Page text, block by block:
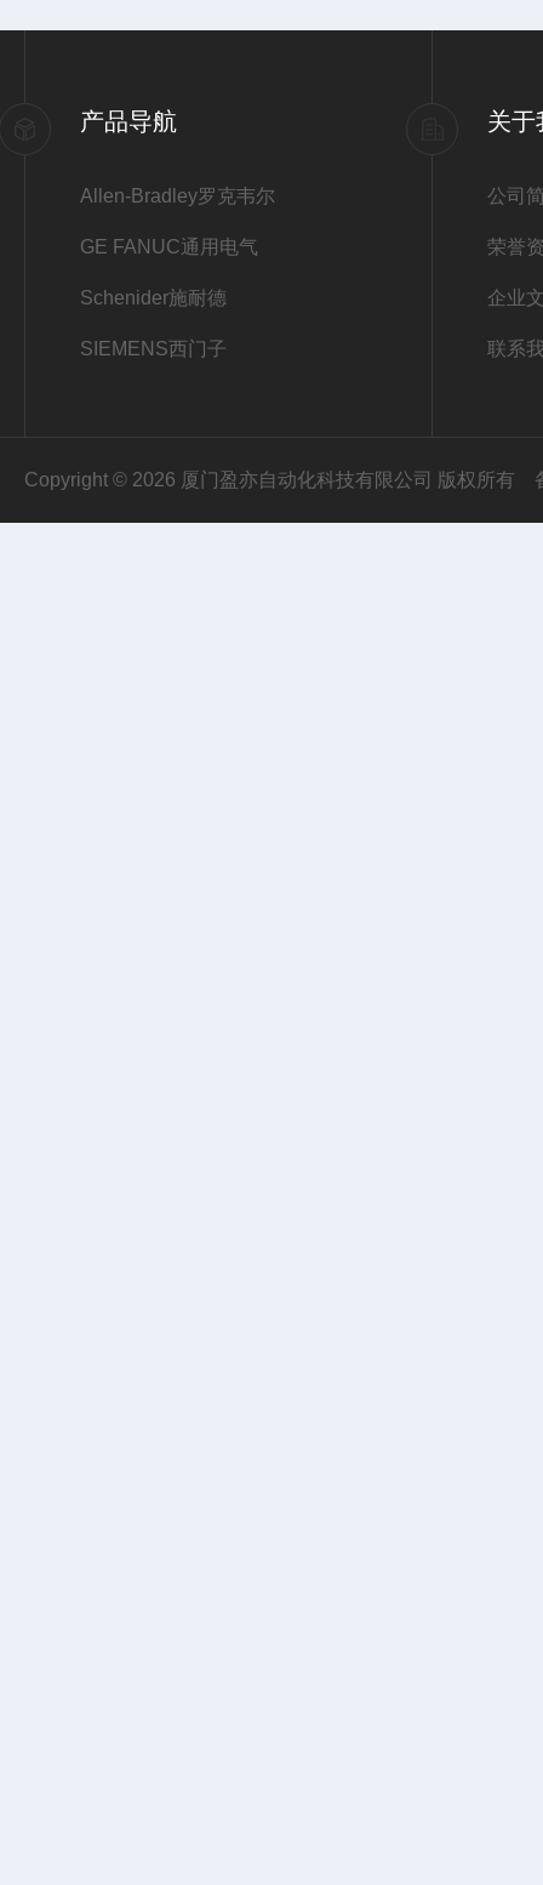
产品导航
Allen-Bradley罗克韦尔
GE FANUC通用电气
Schenider施耐德
SIEMENS西门子
关于
公司
荣誉
企业
联系
Copyright © 2026 厦门盈亦自动化科技有限公司 版权所有